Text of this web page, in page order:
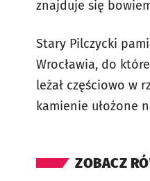
znajduje się
Stary Pilczycki
Wrocławia, do
leżał częściowo w
kamienie ułożone
ZOBACZ